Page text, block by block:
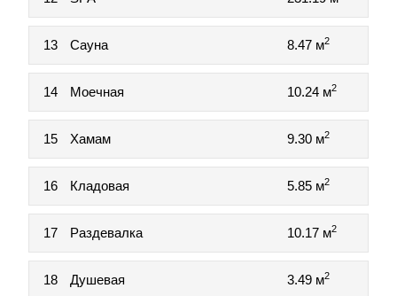
13 Сауна 8.47 м2
14 Моечная 10.24 м2
15 Хамам 9.30 м2
16 Кладовая 5.85 м2
17 Раздевалка 10.17 м2
18 Душевая 3.49 м2